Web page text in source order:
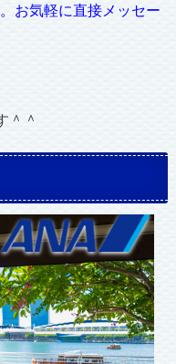
お気軽に直接メッセー
＾＾